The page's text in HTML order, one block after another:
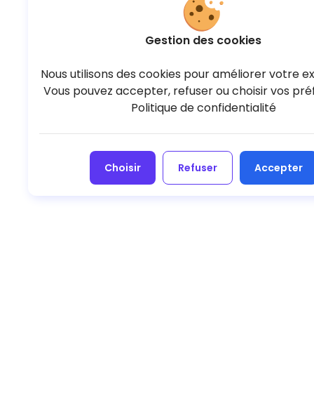
Gestion des cookies
Nous utilisons des cookies pour améliorer votre
Vous pouvez accepter, refuser ou choisir vos
Politique de confidentialité
Choisir Refuser Accepter